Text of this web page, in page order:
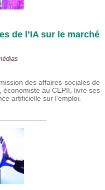
de l’IA sur le marché
des affaires sociales de
économiste au CEPII, livre ses
artificielle sur l’emploi.